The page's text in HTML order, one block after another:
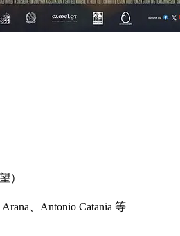
）
、Antonio Catania 等